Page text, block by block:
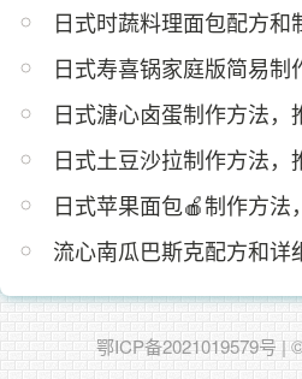
日式时蔬料理面包配方和
日式寿喜锅家庭版简易制
日式溏心卤蛋制作方法，
日式土豆沙拉制作方法，
日式苹果面包🍎制作方法
流心南瓜巴斯克配方和详
鄂ICP备2021019579号 |